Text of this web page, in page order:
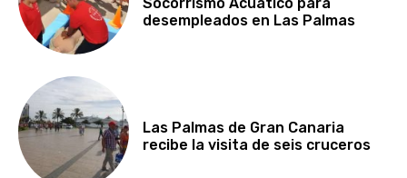
desempleados en Las Palmas
Las Palmas de Gran Canaria
recibe la visita de seis cruceros